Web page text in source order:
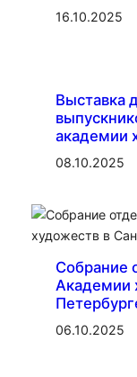
16.10.2025
Выставка
академии
08.10.2025
Собрание
Академии
06.10.2025